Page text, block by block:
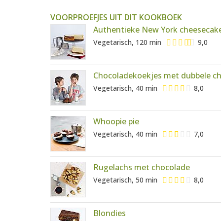
VOORPROEFJES UIT DIT KOOKBOEK
Authentieke New York
Vegetarisch, 120 min 9,0
Chocoladekoekjes met dubbele
Vegetarisch, 40 min 8,0
Whoopie pie
Vegetarisch, 40 min 7,0
Rugelachs met chocolade
Vegetarisch, 50 min 8,0
Blondies